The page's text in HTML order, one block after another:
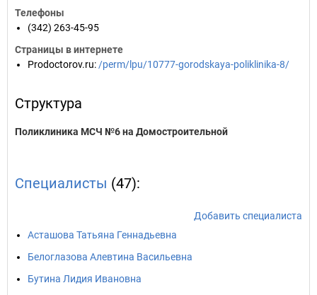
Телефоны
(342) 263-45-95
Страницы в интернете
Prodoctorov.ru: /perm/lpu/10777-gorodskaya-poliklinika-8/
Структура
Поликлиника МСЧ №6 на Домостроительной
Специалисты (47):
Добавить специалиста
Асташова Татьяна Геннадьевна
Белоглазова Алевтина Васильевна
Бутина Лидия Ивановна